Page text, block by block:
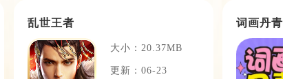
乱世王者
大小：20.37MB
更新：06-23
词画丹青